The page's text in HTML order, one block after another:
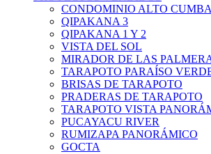
CONDOMINIO ALTO
QIPAKANA 3
QIPAKANA 1 Y 2
VISTA DEL SOL
MIRADOR DE LAS
TARAPOTO PARAÍSO
BRISAS DE TARAPOTO
PRADERAS DE TARAPOTO
TARAPOTO VISTA
PUCAYACU RIVER
RUMIZAPA PANORÁMICO
GOCTA